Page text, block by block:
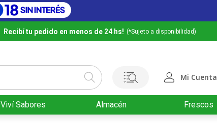
Recibí tu pedido en menos de 24 hs! (*Sujeto a disponibilidad)
Mi Cuenta
Viví Sabores Almacén Frescos